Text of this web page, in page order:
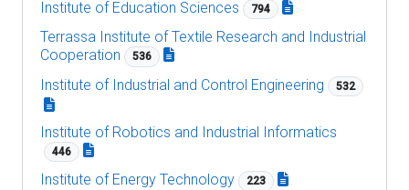
Institute of Education Sciences 794
Terrassa Institute of Textile Research and Industrial
Cooperation
536
Institute of Industrial and Control Engineering 532
Institute of Robotics and Industrial Informatics
446
Institute of Energy Technology 223